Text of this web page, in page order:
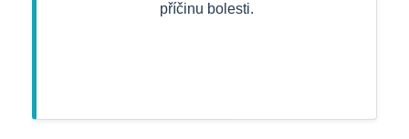
příčinu bolesti.